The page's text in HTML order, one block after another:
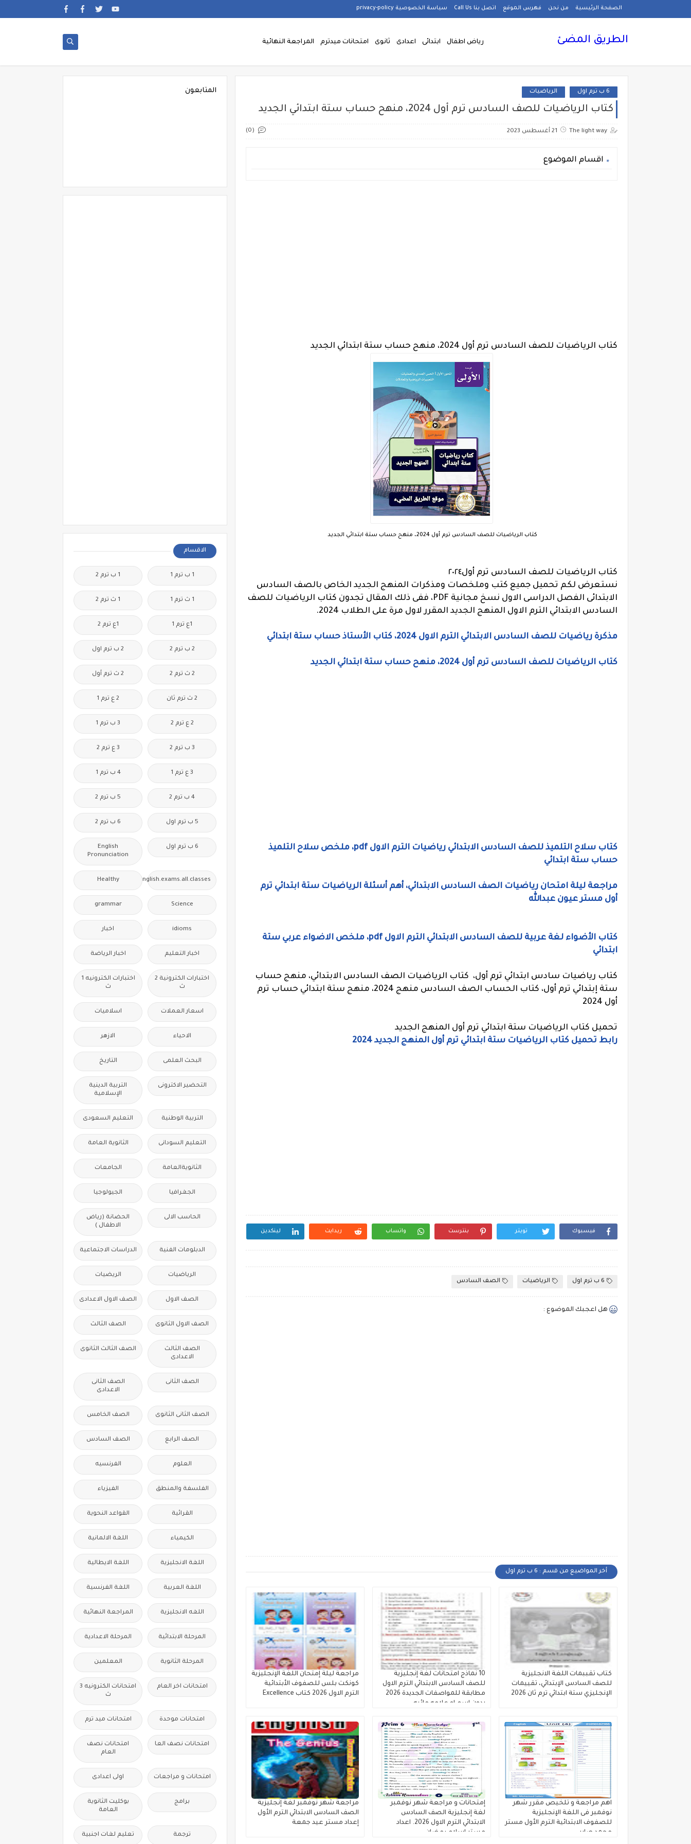
الصفحة الرئيسية من نحن فهرس الموقع اتصل بنا Call Us سياسة الخصوصية privacy-policy
الطريق المضئ رياض اطفال ابتدائى اعدادى ثانوى امتحانات ميدترم المراجعة النهائية
6 ب ترم اول الرياضيات
كتاب الرياضيات للصف السادس ترم أول 2024، منهح حساب ستة ابتدائي الجديد
The light way 21 أغسطس 2023 (0)
اقسام الموضوع
كتاب الرياضيات للصف السادس ترم أول 2024، منهح حساب ستة ابتدائي الجديد
كتاب الرياضيات للصف السادس ترم أول 2024، منهح حساب ستة ابتدائي الجديد
كتاب الرياضيات للصف السادس ترم أول٢٠٢٤
نستعرض لكم تحميل جميع كتب وملخصات ومذكرات المنهج الجديد الخاص بالصف السادس
الابتدائى الفصل الدراسى الاول نسخ مجانية PDF، ففى ذلك المقال تجدون كتاب الرياضيات للصف
السادس الابتدائي الترم الاول المنهج الجديد المقرر لاول مرة على الطلاب 2024.
مذكرة رياضيات للصف السادس الابتدائي الترم الاول 2024، كتاب الأستاذ حساب ستة ابتدائي
كتاب الرياضيات للصف السادس ترم أول 2024، منهح حساب ستة ابتدائي الجديد
كتاب سلاح التلميذ للصف السادس الابتدائي رياضيات الترم الاول pdf، ملخص سلاح التلميذ
حساب ستة ابتدائي
مراجعة ليلة امتحان رياضيات الصف السادس الابتدائي، أهم أسئلة الرياضيات ستة ابتدائي ترم
أول مستر عيون عبدالله
كتاب الأضواء لغة عربية للصف السادس الابتدائي الترم الاول pdf، ملخص الاضواء عربي ستة
ابتدائي
كتاب رياضيات سادس ابتدائي ترم أول، كتاب الرياضيات الصف السادس الابتدائي، منهج حساب
ستة إبتدائي ترم أول، كتاب الحساب الصف السادس منهج 2024، منهج ستة ابتدائي حساب ترم
أول 2024
تحميل كتاب الرياضيات ستة ابتدائي ترم أول المنهج الجديد
رابط تحميل كتاب الرياضيات ستة ابتدائي ترم أول المنهج الجديد 2024
فيسبوك تويتر بنترست واتساب ريدايت لينكدين
6 ب ترم اول الرياضيات الصف السادس
هل اعجبك الموضوع :
أخر المواضيع من قسم : 6 ب ترم اول
كتاب تقببمات اللغة الانجليزية
للصف السادس الإبتدائي، تقييمات
الإنجليزي ستة ابتدائي ترم ثان 2026
10 نماذج امتحانات لغة إنجليزية
للصف السادس الابتدائي الترم الاول
مطابقة للمواصفات الجديدة 2026
بدون اسم او علامه مائيه
مراجعة ليلة إمتحان اللغة الإنجليزية
كونكت بلس للصفوف الأبتدائية
الترم الاول 2026 كتاب Excellence
اهم مراجعة و تلخيص مقرر شهر
نوفمبر فى اللغة الإنجليزية
للصفوف الابتدائية الترم الأول مستر
محمد صابر
إمتحانات و مراجعة شهر نوفمبر
لغة إنجليزية الصف السادس
الابتدائي الترم الاول 2026. اعداد
مستر اسلام رمضان
مراجعة شهر نوفمبر لغة إنجليزية
الصف السادس الابتدائي الترم الأول
إعداد مستر عيد جمعة
المتابعون
الاقسام
1 ب ترم 1 1 ب ترم 2
1 ث ترم 1 1 ث ترم 2
1ع ترم 1 1ع ترم 2
2 ب ترم 2 2 ب ترم اول
2 ث ترم 2 2 ث ترم أول
2 ث ترم ثان 2 ع ترم 1
2 ع ترم 2 3 ب ترم 1
3 ب ترم 2 3 ع ترم 2
3 ع ترم 1 4 ب ترم 1
4 ب ترم 2 5 ب ترم 2
5 ب ترم اول 6 ب ترم 2
6 ب ترم اول
English
Pronunciation
Free.English.exams.all.classes
Healthy
Science
grammar
idioms اخبار
اخبار التعليم اخبار الرياضة
اختبارات الكترونية 2
ث
اختبارات الكترونيه 1
ث
اسعار العملات اسلاميات
الاحياء الازهر
البحث العلمى التاريخ
التحضير الاكترونى
التربية الدينية
الإسلامية
التربية الوطنية التعليم السعودى
التعليم السودانى الثانوية العامة
الثانويةالعامة الجامعات
الجغرافيا الجيولوجيا
الحاسب الالى
الحضانة (رياض
الاطفال )
الدبلومات الفنية الدراسات الاجتماعية
الرياضيات الريضيات
الصف الاول الصف الاول الاعدادى
الصف الاول الثانوى الصف الثالث
الصف الثالث
الاعدادى
الصف الثالث الثانوى
الصف الثانى
الصف الثانى
الاعدادى
الصف الثانى الثانوى الصف الخامس
الصف الرابع الصف السادس
العلوم الفرنسيه
الفلسفة والمنطق الفيزياء
القرائية القواعد النحوية
الكيمياء اللغة الالمانية
اللغة الانجليزية اللغة الايطالية
اللغة العربية اللغة الفرنسية
اللغه الانجليزية المراجعة النهائية
المرحلة الابتدائية المرحلة الاعدادية
المرحلة الثانوية المعلمين
امتحانات اخر العام
امتحانات الكترونيه 3
ث
امتحانات موحدة امتحانات ميد ترم
امتحانات نصف العا
امتحانات نصف
العام
امتحانات و مراجعات اولى اعدادى
برامج
بوكليت الثانوية
العامة
ترجمة تعليم لغات اجنبية